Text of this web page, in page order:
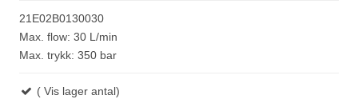
21E02B0130030
Max. flow: 30 L/min
Max. trykk: 350 bar
( Vis lager antal)